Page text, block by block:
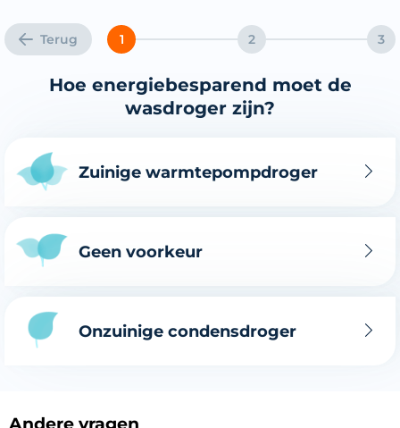
Terug 1 2 3
Hoe energiebesparend moet de
wasdroger zijn?
Zuinige warmtepompdroger
Geen voorkeur
Onzuinige condensdroger